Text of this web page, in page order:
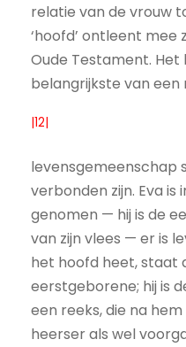
relatie van de vrouw
‘hoofd’ ontleent mee
Oude Testament.
belangrijkste van een
|12|
levensgemeenschap
verbonden zijn. Eva is
genomen — hij is de
van zijn vlees — er is
het hoofd heet, staat
eerstgeborene; hij is
een reeks, die na
heerser als wel